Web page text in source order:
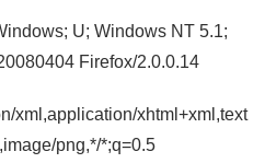
U; Windows NT 5.1;
Firefox/2.0.0.14
xml,application/xhtml+xml,text
png,*/*;q=0.5